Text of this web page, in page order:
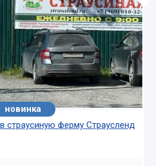
новинка
страусиную ферму Страусленд